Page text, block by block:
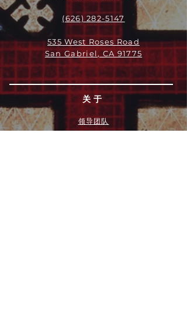
(626) 282-5147
535 West Roses Road
San Gabriel, CA 91775
关于
领导团队